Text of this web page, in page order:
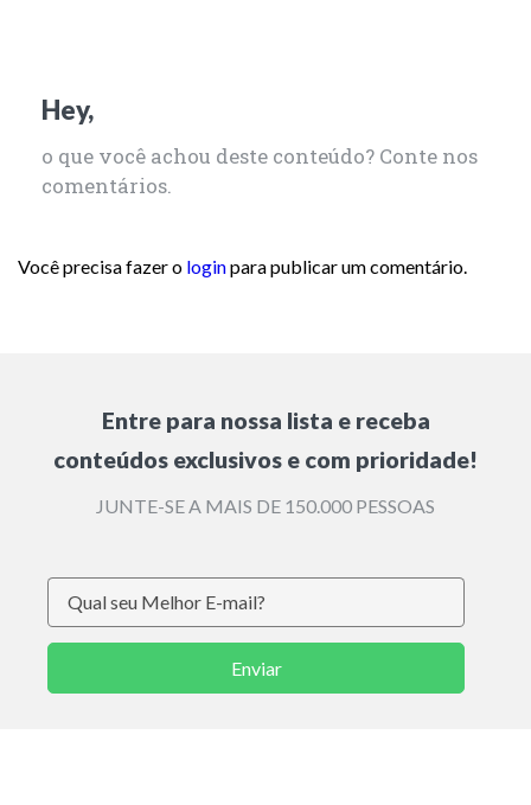
Hey,
o que você achou deste conteúdo? Conte nos
comentários.
Você precisa fazer o loginpara publicar um comentário.
Entre para nossa lista e receba
conteúdos exclusivos e com prioridade!
JUNTE-SE A MAIS DE 150.000 PESSOAS
Enviar